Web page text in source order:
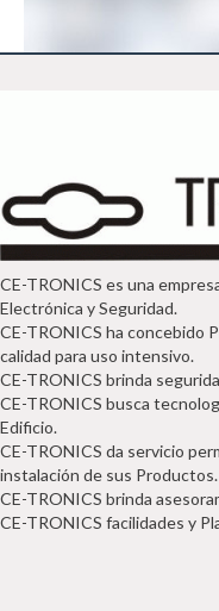
CE-TRONICS es una
Electrónica y Seguridad.
CE-TRONICS ha concebido
calidad para uso intensivo.
CE-TRONICS brinda
CE-TRONICS busca
Edificio.
CE-TRONICS da servicio
instalación de sus Productos.
CE-TRONICS brinda
CE-TRONICS facilidades y